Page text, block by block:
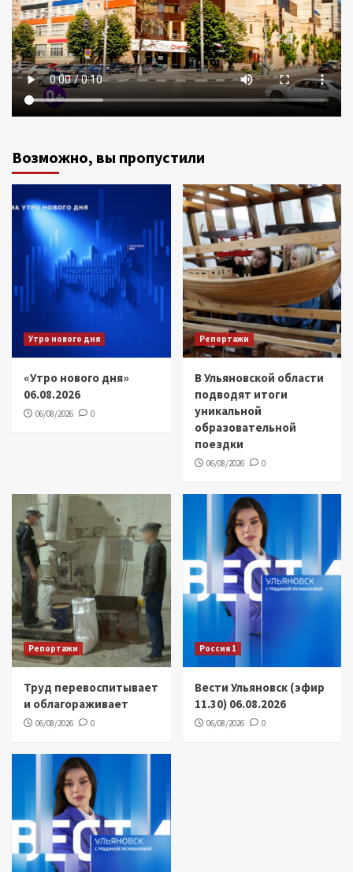
Возможно, вы пропустили
Утро нового дня
«Утро нового дня»
06.08.2026
06/08/2026 0
Репортажи
В Ульяновской области
подводят итоги
уникальной
образовательной
поездки
06/08/2026 0
Репортажи
Труд перевоспитывает
и облагораживает
06/08/2026 0
Россия 1
Вести Ульяновск (эфир
11.30) 06.08.2026
06/08/2026 0